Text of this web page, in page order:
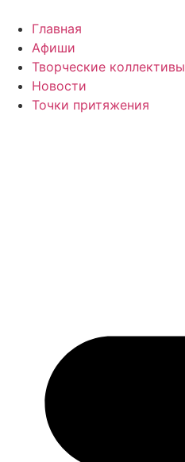
содержимому
Главная
Афиши
Творческие коллективы
Новости
Точки притяжения